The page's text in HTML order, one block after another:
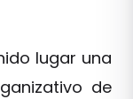
lugar una
de